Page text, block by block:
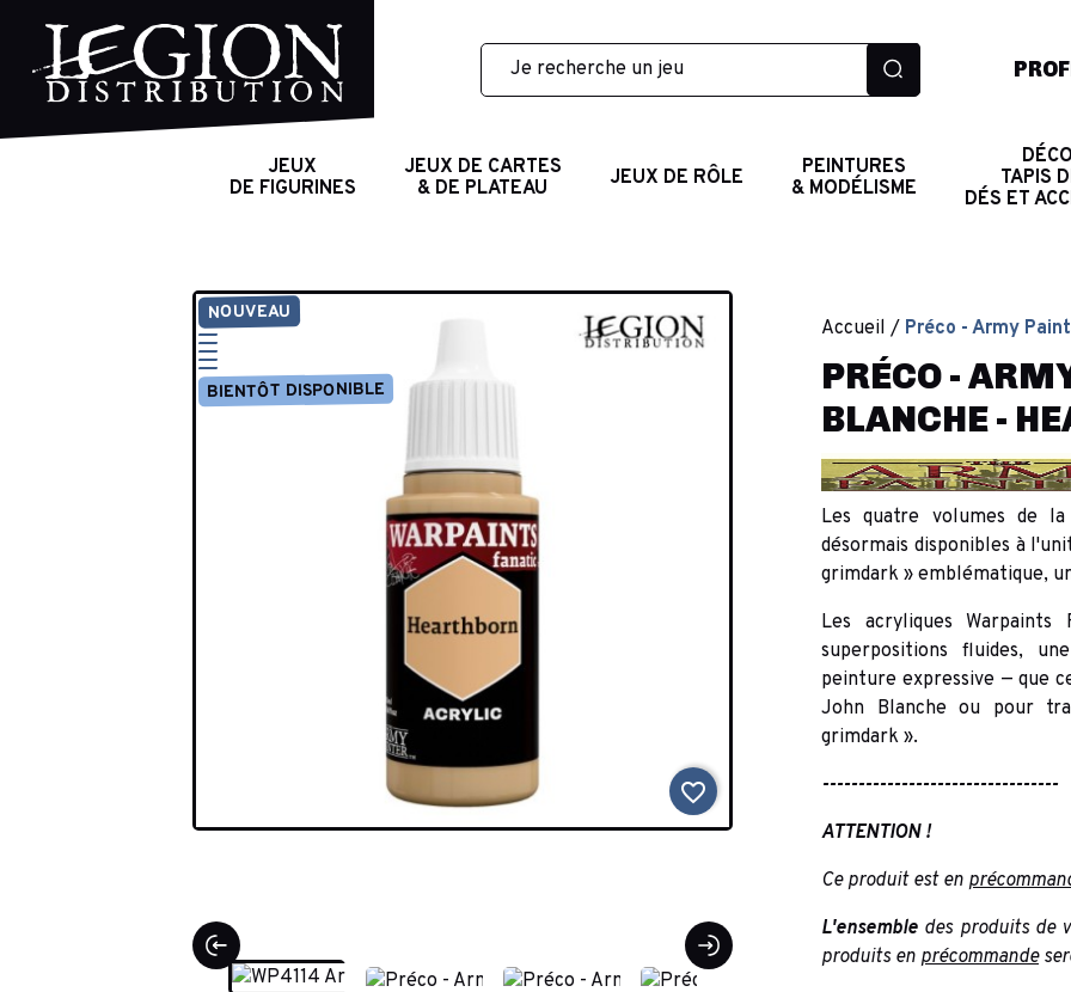
JEUX
DE FIGURINES
JEUX DE CARTES
& DE PLATEAU
JEUX DE RÔLE
PEINTURES
& MODÉLISME
TAPIS
DÉS ET
NOUVEAU
BIENTÔT DISPONIBLE
favorite_border
Accueil Préco - Army
PRÉCO -
BLANCHE -
Les quatre volumes de
désormais disponibles à
grimdark » emblématique,
Les acryliques
superpositions fluides,
peinture expressive — que
John Blanche ou pour
grimdark ».
---------------------------------
ATTENTION !
Ce produit est en
L'ensemble des produits de
produits en précommande